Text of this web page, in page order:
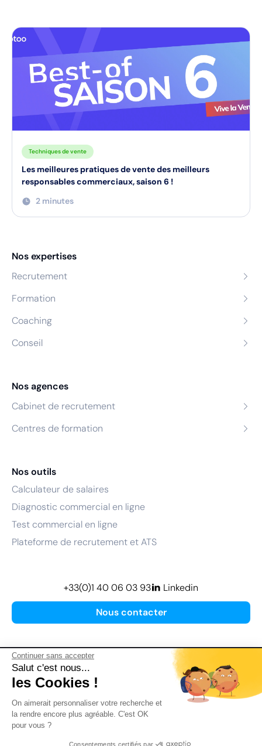
Continuer sans accepter
Salut c'est nous...
les Cookies !
On aimerait personnaliser votre recherche et
la rendre encore plus agréable. C'est OK
pour vous ?
Consentements certifiés par
Techniques de vente
Les meilleures pratiques de vente des meilleurs
responsables commerciaux, saison 6 !
2 minutes
Nos expertises
Recrutement
Formation
Coaching
Conseil
Nos agences
Cabinet de recrutement
Centres de formation
Nos outils
Calculateur de salaires
Diagnostic commercial en ligne
Test commercial en ligne
Plateforme de recrutement et ATS
Nous contacter
+33(0)1 40 06 03 93 Linkedin
Plan de site
Mentions légales
Conditions Générales d’Utilisation